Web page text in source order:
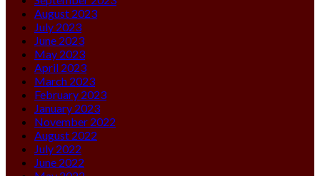
August 2023
July 2023
June 2023
May 2023
April 2023
March 2023
February 2023
January 2023
November 2022
August 2022
July 2022
June 2022